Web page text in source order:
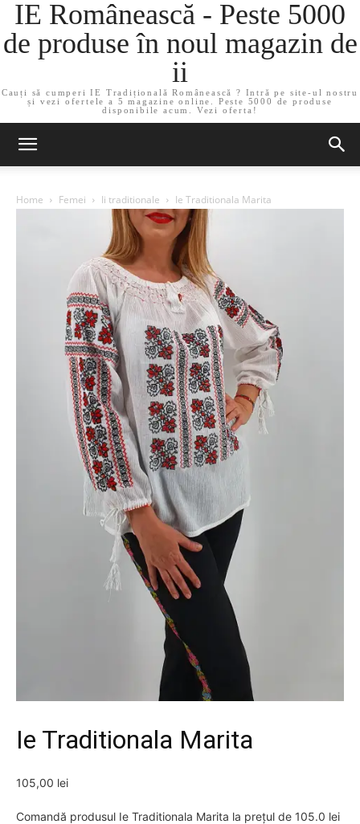
IE Românească - Peste 5000
de produse în noul magazin de
ii
Cauți să cumperi IE Tradițională Românească ? Intră pe site-ul nostru
și vezi ofertele a 5 magazine online. Peste 5000 de produse
disponibile acum. Vezi oferta!
Home Femei Ii traditionale Ie Traditionala Marita
Ie Traditionala Marita
105,00 lei
Comandă produsul Ie Traditionala Marita la prețul de 105.0 lei